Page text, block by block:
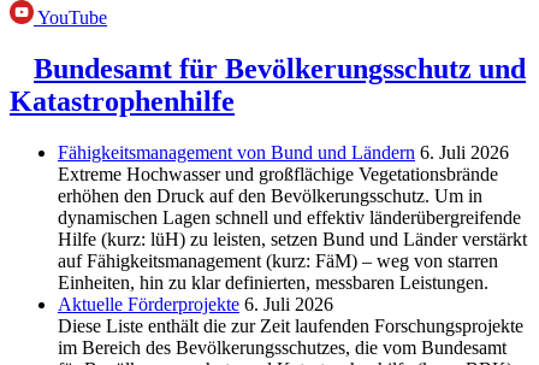
YouTube
Bundesamt für Bevölkerungsschutz und
Katastrophenhilfe
Fähigkeitsmanagement von Bund und Ländern 6. Juli 2026
Extreme Hochwasser und großflächige Vegetationsbrände
erhöhen den Druck auf den Bevölkerungsschutz. Um in
dynamischen Lagen schnell und effektiv länderübergreifende
Hilfe (kurz: lüH) zu leisten, setzen Bund und Länder verstärkt
auf Fähigkeitsmanagement (kurz: FäM) – weg von starren
Einheiten, hin zu klar definierten, messbaren Leistungen.
Aktuelle Förderprojekte 6. Juli 2026
Diese Liste enthält die zur Zeit laufenden Forschungsprojekte
im Bereich des Be­völkerungs­schutzes, die vom Bundesamt